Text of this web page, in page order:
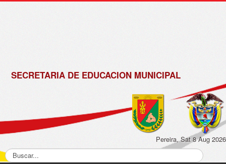
SECRETARIA DE EDUCACION MUNICIPAL
Pereira, Sat 8 Aug 2026
de